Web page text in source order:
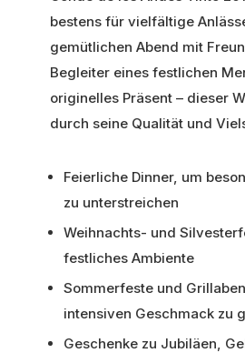
bestens für vielfältige
gemütlichen Abend mit
Begleiter eines festlichen
originelles Präsent – dieser
durch seine Qualität und
Feierliche Dinner, um
zu unterstreichen
Weihnachts- und
festliches Ambiente
Sommerfeste und
intensiven Geschmack zu
Geschenke zu Jubiläen,